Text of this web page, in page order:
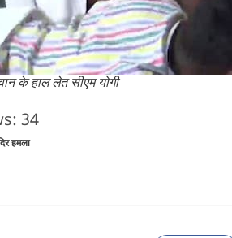
के हाल लेत सीएम योगी
34
हमला